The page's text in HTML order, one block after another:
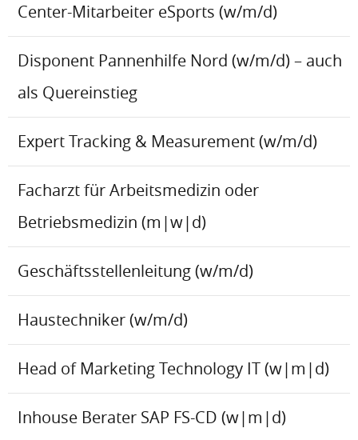
Center-Mitarbeiter eSports (w/m/d)
Disponent Pannenhilfe Nord (w/m/d) – auch
als Quereinstieg
Expert Tracking & Measurement (w/m/d)
Facharzt für Arbeitsmedizin oder
Betriebsmedizin (m|w|d)
Geschäftsstellenleitung (w/m/d)
Haustechniker (w/m/d)
Head of Marketing Technology IT (w|m|d)
Inhouse Berater SAP FS-CD (w|m|d)